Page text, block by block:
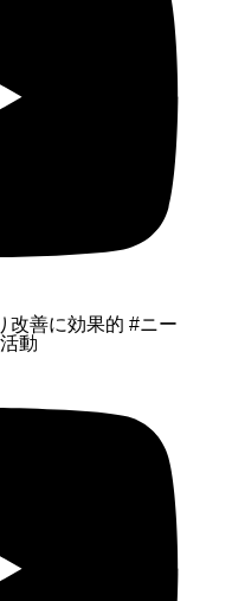
改善に効果的 #ニー
動